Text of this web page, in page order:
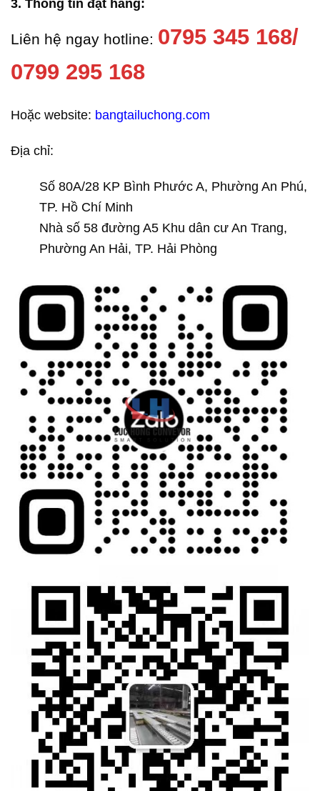
3. Thông tin đặt hàng:
Liên hệ ngay hotline: 0795 345 168/
0799 295 168
Hoặc website: bangtailuchong.com
Địa chỉ:
Số 80A/28 KP Bình Phước A, Phường An Phú,
TP. Hồ Chí Minh
Nhà số 58 đường A5 Khu dân cư An Trang,
Phường An Hải, TP. Hải Phòng